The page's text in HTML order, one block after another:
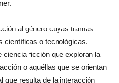
al género cuyas tramas
científicas o tecnológicas.
ciencia-ficción que exploran la
o aquéllas que se orientan
que resulta de la interacción